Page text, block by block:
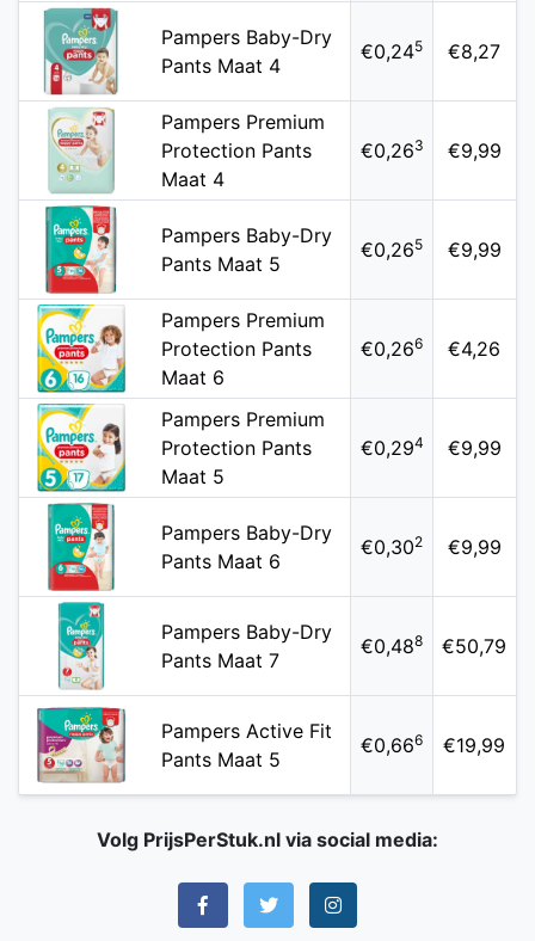
Pampers Baby-Dry
Pants Maat 4
€0,245 €8,27
Pampers Premium
Protection Pants
Maat 4
€0,263 €9,99
Pampers Baby-Dry
Pants Maat 5
€0,265 €9,99
Pampers Premium
Protection Pants
Maat 6
€0,266 €4,26
Pampers Premium
Protection Pants
Maat 5
€0,294 €9,99
Pampers Baby-Dry
Pants Maat 6
€0,302 €9,99
Pampers Baby-Dry
Pants Maat 7
€0,488 €50,79
Pampers Active Fit
Pants Maat 5
€0,666 €19,99
Volg PrijsPerStuk.nl via social media: